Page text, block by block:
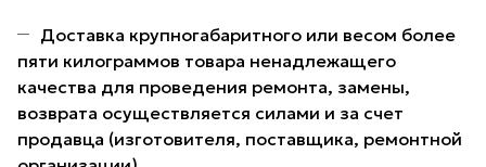
Доставка крупногабаритного или весом более
пяти килограммов товара ненадлежащего
качества для проведения ремонта, замены,
возврата осуществляется силами и за счет
продавца (изготовителя, поставщика, ремонтной